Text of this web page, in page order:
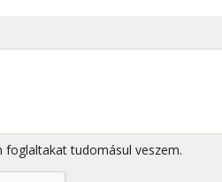
foglaltakat tudomásul veszem.